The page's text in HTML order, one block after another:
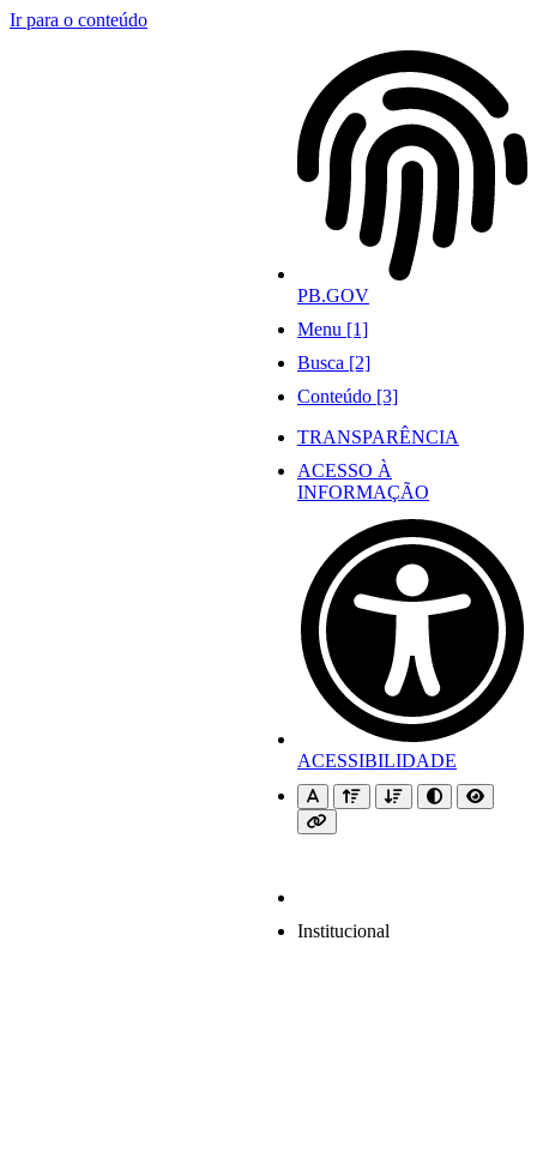
Ir para o conteúdo
PB.GOV
Menu [1]
Busca [2]
Conteúdo [3]
TRANSPARÊNCIA
ACESSO À
INFORMAÇÃO
ACESSIBILIDADE
Institucional